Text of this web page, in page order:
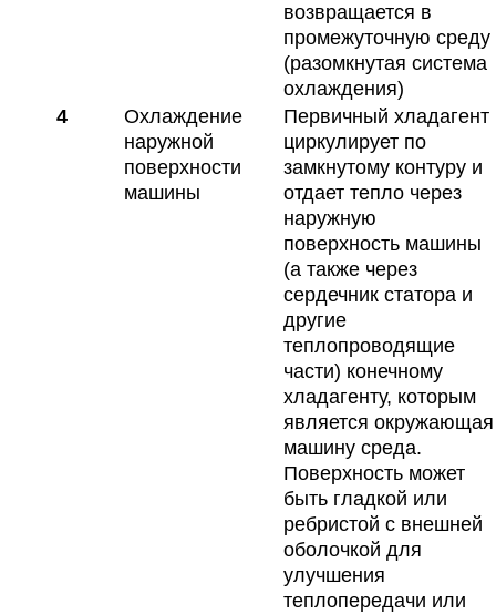
возвращается в
промежуточную среду
(разомкнутая система
охлаждения)
4
Охлаждение
наружной
поверхности
машины
Первичный хладагент
циркулирует по
замкнутому контуру и
отдает тепло через
наружную
поверхность машины
(а также через
сердечник статора и
другие
теплопроводящие
части) конечному
хладагенту, которым
является окружающая
машину среда.
Поверхность может
быть гладкой или
ребристой с внешней
оболочкой для
улучшения
теплопередачи или